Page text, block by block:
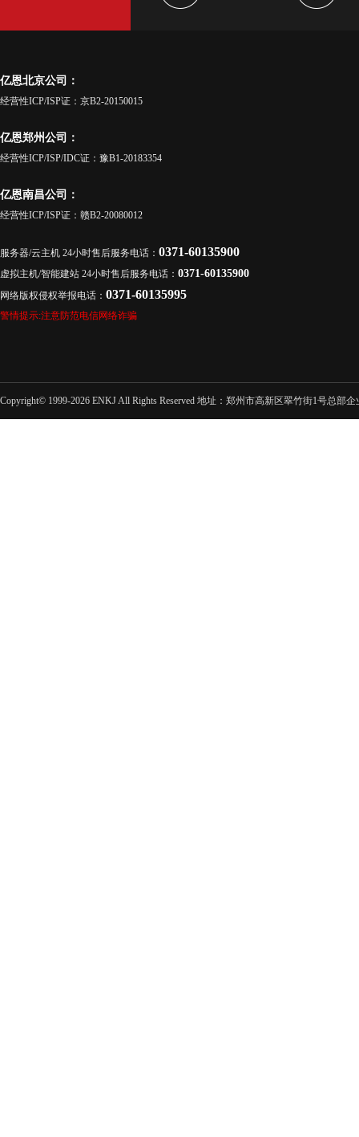
亿恩北京公司：
经营性ICP/ISP证：京B2-20150015
亿恩郑州公司：
经营性ICP/ISP/IDC证：豫B1-20183354
亿恩南昌公司：
经营性ICP/ISP证：赣B2-20080012
服务器/云主机 24小时售后服务电话： 0371-60135900
虚拟主机/智能建站 24小时售后服务电话： 0371-60135900
网络版权侵权举报电话： 0371-60135995
警情提示:注意防范电信网络诈骗
Copyright© 1999-2026 ENKJ All Rights Reserved 地址：郑州市高新区翠竹街1号